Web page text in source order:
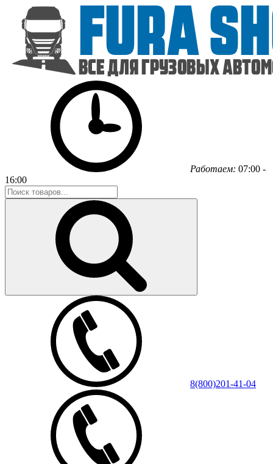
Работаем: 07:00 -
16:00
8(800)201-41-04